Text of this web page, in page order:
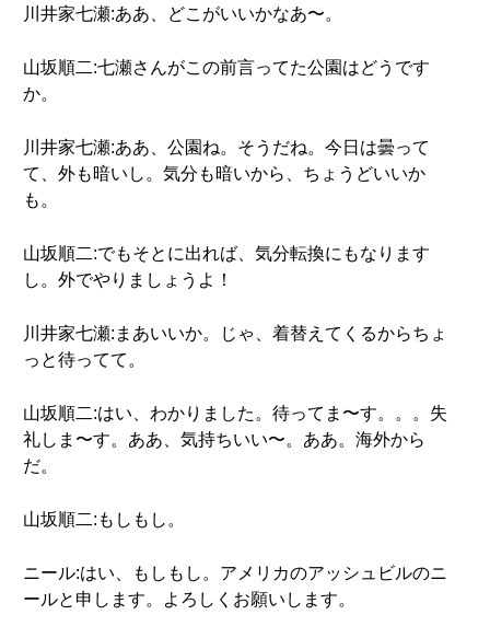
川井家七瀬:ああ、どこがいいかなあ〜。
山坂順二:七瀬さんがこの前言ってた公園はどうです
か。
川井家七瀬:ああ、公園ね。そうだね。今日は曇って
て、外も暗いし。気分も暗いから、ちょうどいいか
も。
山坂順二:でもそとに出れば、気分転換にもなります
し。外でやりましょうよ！
川井家七瀬:まあいいか。じゃ、着替えてくるからちょ
っと待ってて。
山坂順二:はい、わかりました。待ってま〜す。。。失
礼しま〜す。ああ、気持ちいい〜。ああ。海外から
だ。
山坂順二:もしもし。
ニール:はい、もしもし。アメリカのアッシュビルのニ
ールと申します。よろしくお願いします。